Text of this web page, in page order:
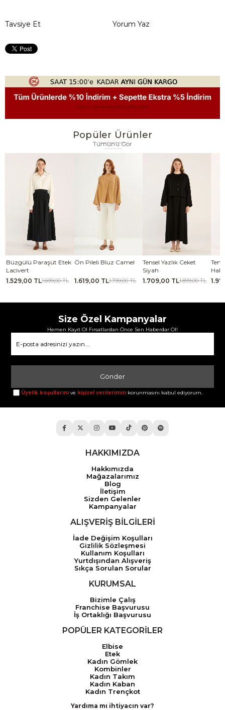
Tavsiye Et Yorum Yaz
Popüler Ürünler
Tümünü Gör
Paraşüt Etek
TL1.699,00 TL
Ön Pileli Bluz Camel
1.619,00 TL1.799,00 TL
Tensel Yazlık Ceket
1.709,00 TL1.899,00 TL
Tensel Jile
1.979,00 TL
Size Özel Kampanyalar
Hemen Kayıt Ol Fırsatlardan Önce Sen Haberdar Ol!
Gönder
Üyelik koşullarını ve kişisel verilerimin korunmasını kabul ediyorum.
HAKKIMIZDA
Hakkımızda
Mağazalarımız
Blog
İletişim
Sizden Gelenler
Kampanyalar
ALIŞVERİŞ BİLGİLERİ
İade Değişim Koşulları
Gizlilik Sözleşmesi
Kullanım Koşulları
Yurtdışından Alışveriş
Sıkça Sorulan Sorular
KURUMSAL
Bizimle Çalış
Franchise Başvurusu
İş Ortaklığı Başvurusu
POPÜLER KATEGORİLER
Elbise
Etek
Kadın Gömlek
Kombinler
Kadın Takım
Kadın Kaban
Kadın Trençkot
Yardıma mı ihtiyacın var?